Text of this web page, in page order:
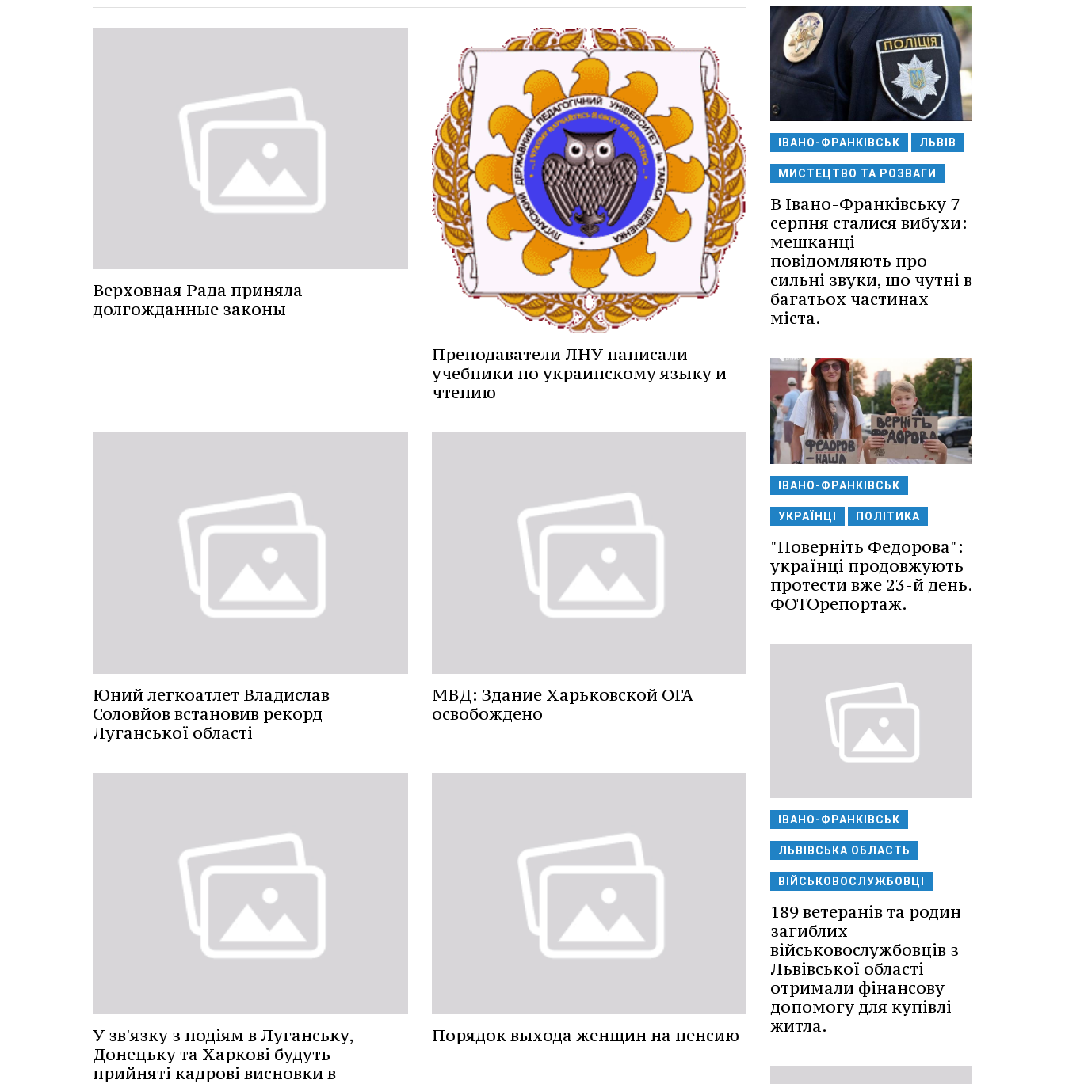
Верховная Рада приняла
долгожданные законы
Преподаватели ЛНУ написали
учебники по украинскому языку и
чтению
Юний легкоатлет Владислав
Соловйов встановив рекорд
Луганської області
МВД: Здание Харьковской ОГА
освобождено
У зв'язку з подіям в Луганську,
Донецьку та Харкові будуть
прийняті кадрові висновки в
Порядок выхода женщин на пенсию
ІВАНО-ФРАНКІВСЬК ЛЬВІВ
МИСТЕЦТВО ТА РОЗВАГИ
В Івано-Франківську 7
серпня сталися вибухи:
мешканці
повідомляють про
сильні звуки, що чутні в
багатьох частинах
міста.
ІВАНО-ФРАНКІВСЬК
УКРАЇНЦІ ПОЛІТИКА
"Поверніть Федорова":
українці продовжують
протести вже 23-й день.
ФОТОрепортаж.
ІВАНО-ФРАНКІВСЬК
ЛЬВІВСЬКА ОБЛАСТЬ
ВІЙСЬКОВОСЛУЖБОВЦІ
189 ветеранів та родин
загиблих
військовослужбовців з
Львівської області
отримали фінансову
допомогу для купівлі
житла.